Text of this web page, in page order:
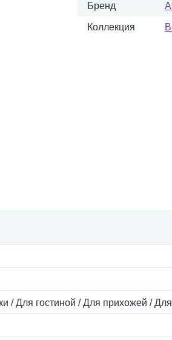
Бренд
Коллекция
/ Для гостиной / Для прихожей /